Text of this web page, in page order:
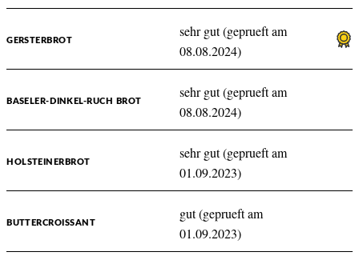
GERSTERBROT
sehr gut (geprueft am
08.08.2024)
BASELER-DINKEL-RUCH BROT
sehr gut (geprueft am
08.08.2024)
HOLSTEINERBROT
sehr gut (geprueft am
01.09.2023)
BUTTERCROISSANT
gut (geprueft am
01.09.2023)